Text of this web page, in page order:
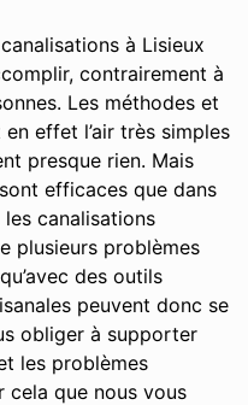
à Lisieux
contrairement à
Les méthodes et
effet l’air très simples
presque rien. Mais
efficaces que dans
canalisations
plusieurs problèmes
des outils
peuvent donc se
obliger à supporter
les problèmes
cela que nous vous